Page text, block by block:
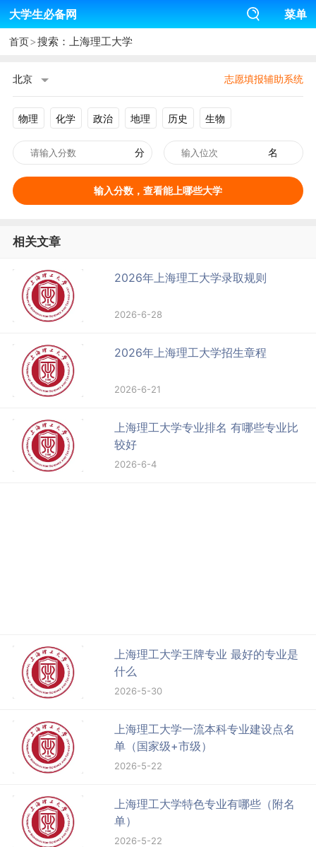
大学生必备网 菜单
首页>搜索：上海理工大学
北京 志愿填报辅助系统
物理 化学 政治 地理 历史 生物
分 名
输入分数，查看能上哪些大学
相关文章
2026年上海理工大学录取规则
2026-6-28
2026年上海理工大学招生章程
2026-6-21
上海理工大学专业排名 有哪些专业比
较好
2026-6-4
上海理工大学王牌专业 最好的专业是
什么
2026-5-30
上海理工大学一流本科专业建设点名
单（国家级+市级）
2026-5-22
上海理工大学特色专业有哪些（附名
单）
2026-5-22